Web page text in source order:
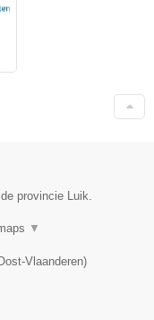
provincie Luik.
▼
Vlaanderen)